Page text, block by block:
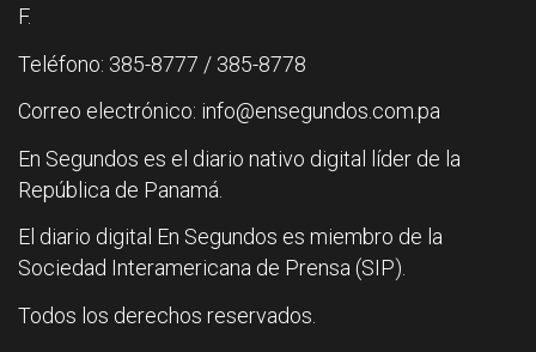
F.
Teléfono: 385-8777 / 385-8778
Correo electrónico: info@ensegundos.com.pa
En Segundos es el diario nativo digital líder de la
República de Panamá.
El diario digital En Segundos es miembro de la
Sociedad Interamericana de Prensa (SIP).
Todos los derechos reservados.